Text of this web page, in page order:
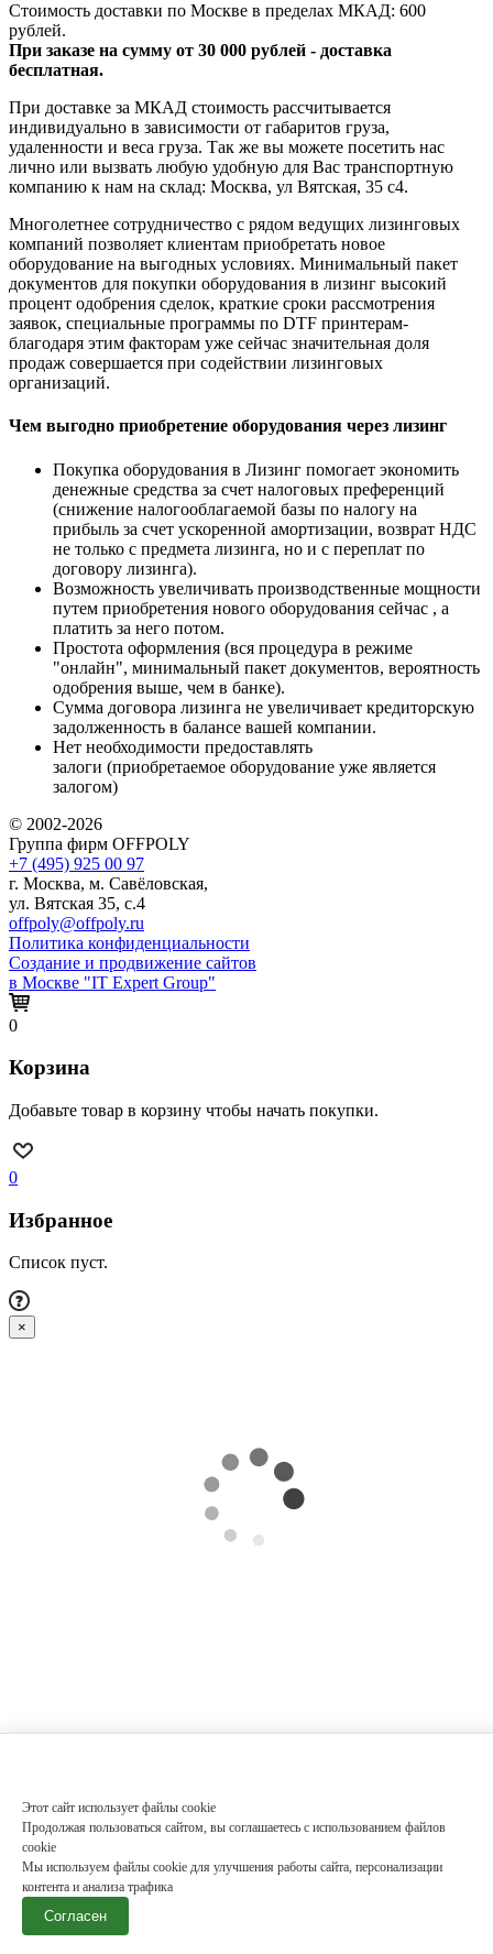
Стоимость доставки по Москве в пределах МКАД: 600
рублей.
При заказе на сумму от 30 000 рублей - доставка
бесплатная.
При доставке за МКАД стоимость рассчитывается
индивидуально в зависимости от габаритов груза,
удаленности и веса груза. Так же вы можете посетить нас
лично или вызвать любую удобную для Вас транспортную
компанию к нам на склад: Москва, ул Вятская, 35 c4.
Многолетнее сотрудничество с рядом ведущих лизинговых
компаний позволяет клиентам приобретать новое
оборудование на выгодных условиях. Минимальный пакет
документов для покупки оборудования в лизинг высокий
процент одобрения сделок, краткие сроки рассмотрения
заявок, специальные программы по DTF принтерам-
благодаря этим факторам уже сейчас значительная доля
продаж совершается при содействии лизинговых
организаций.
Чем выгодно приобретение оборудования через лизинг
Покупка оборудования в Лизинг помогает экономить
денежные средства за счет налоговых преференций
(снижение налогооблагаемой базы по налогу на
прибыль за счет ускоренной амортизации, возврат НДС
не только с предмета лизинга, но и с переплат по
договору лизинга).
Возможность увеличивать производственные мощности
путем приобретения нового оборудования сейчас , а
платить за него потом.
Простота оформления (вся процедура в режиме
"онлайн", минимальный пакет документов, вероятность
одобрения выше, чем в банке).
Сумма договора лизинга не увеличивает кредиторскую
задолженность в балансе вашей компании.
Нет необходимости предоставлять
залоги (приобретаемое оборудование уже является
залогом)
© 2002-2026
Группа фирм OFFPOLY
+7 (495) 925 00 97
г. Москва, м. Савёловская,
ул. Вятская 35, с.4
offpoly@offpoly.ru
Политика конфиденциальности
Создание и продвижение сайтов
в Москве "IT Expert Group"
Этот сайт использует файлы cookie
Продолжая пользоваться сайтом, вы соглашаетесь с использованием файлов
cookie
Мы используем файлы cookie для улучшения работы сайта, персонализации
контента и анализа трафика
Согласен
0
Корзина
Добавьте товар в корзину чтобы начать покупки.
0
Избранное
Список пуст.
×